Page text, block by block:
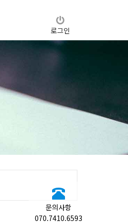
문의사항
070.7410.6593
로그인